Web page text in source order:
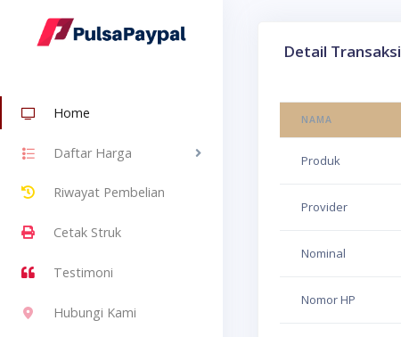
Home
Daftar Harga
Riwayat Pembelian
Cetak Struk
Testimoni
Hubungi Kami
Detail Transaksi
NAMA
Produk
Provider
Nominal
Nomor HP